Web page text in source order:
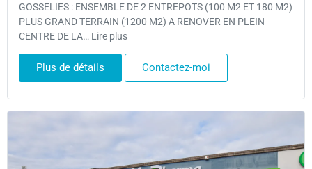
GOSSELIES : ENSEMBLE DE 2 ENTREPOTS (100 M2 ET 180 M2)
PLUS GRAND TERRAIN (1200 M2) A RENOVER EN PLEIN
CENTRE DE LA… Lire plus
Plus de détails Contactez-moi